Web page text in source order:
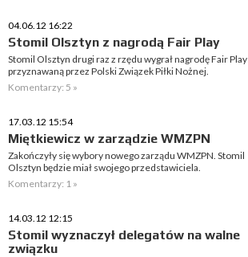
04.06.12 16:22
Stomil Olsztyn z nagrodą Fair Play
Stomil Olsztyn drugi raz z rzędu wygrał nagrodę Fair Play
przyznawaną przez Polski Związek Piłki Nożnej.
Komentarzy: 5 »
17.03.12 15:54
Miętkiewicz w zarządzie WMZPN
Zakończyły się wybory nowego zarządu WMZPN. Stomil
Olsztyn będzie miał swojego przedstawiciela.
Komentarzy: 1 »
14.03.12 12:15
Stomil wyznaczył delegatów na walne
związku